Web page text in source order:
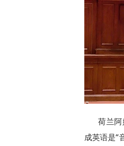
荷兰
成英语是“